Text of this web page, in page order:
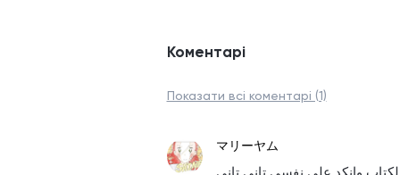
Коментарі
Показати всі коментарі (1)
マリーヤム